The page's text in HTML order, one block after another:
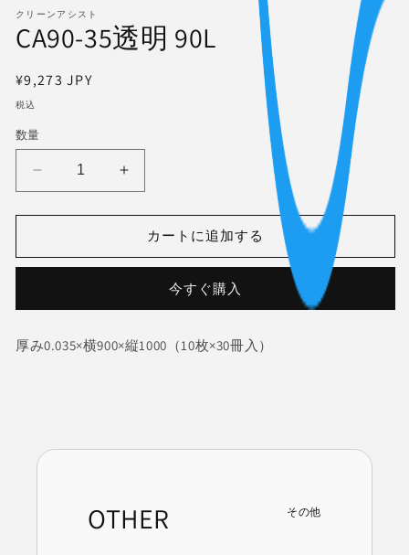
ル
メ
デ
ィ
(1)
を
クリーンアシスト
CA90-35透明 90L
通
常
格
¥9,273 JPY
税込
数量
CA90-
35
透
90L
を
CA90-
35
透
90L
を
カートに追加する
今すぐ購入
厚み0.035×横900×縦1000（10枚×30冊入）
OTHER その他